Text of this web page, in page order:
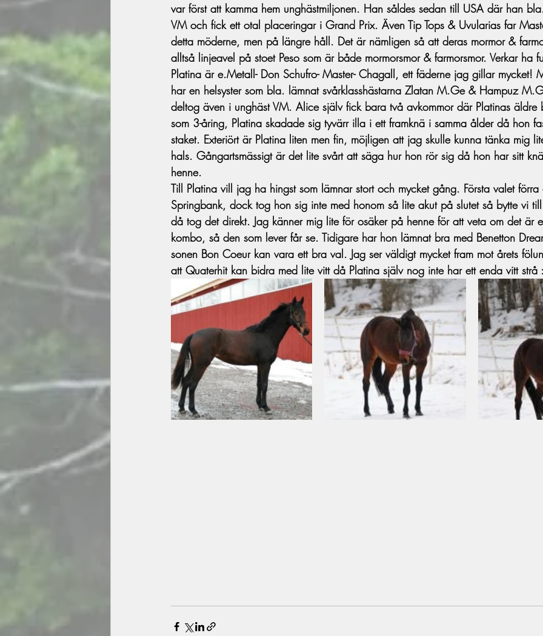
var först att kamma hem unghästmiljonen. Han såldes sedan till USA där han
VM och fick ett otal placeringar i Grand Prix. Även Tip Tops & Uvularias far
detta möderne, men på längre håll. Det är nämligen så att deras mormor &
alltså linjeavel på stoet Peso som är både mormorsmor & farmorsmor. Verkar ha
Platina är e.Metall- Don Schufro- Master- Chagall, ett fäderne jag gillar mycket!
har en helsyster som bla. lämnat svårklasshästarna Zlatan M.Ge & Hampuz
deltog även i unghäst VM. Alice själv fick bara två avkommor där Platinas
som 3-åring, Platina skadade sig tyvärr illa i ett framknä i samma ålder då hon
staket. Exteriört är Platina liten men fin, möjligen att jag skulle kunna tänka mig
hals. Gångartsmässigt är det lite svårt att säga hur hon rör sig då hon har sitt
henne.
Till Platina vill jag ha hingst som lämnar stort och mycket gång. Första valet
Springbank, dock tog hon sig inte med honom så lite akut på slutet så bytte vi
då tog det direkt. Jag känner mig lite för osäker på henne för att veta om det är
kombo, så den som lever får se. Tidigare har hon lämnat bra med Benetton
sonen Bon Coeur kan vara ett bra val. Jag ser väldigt mycket fram mot årets
att Quaterhit kan bidra med lite vitt då Platina själv nog inte har ett enda vitt strå